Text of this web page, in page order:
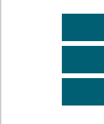
Plan du site